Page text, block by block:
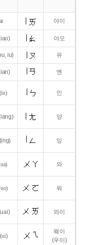
야이
야오
iu) 유
옌
인
양
(ing) 잉
와
워
와이
(ui)
웨이
(우이)